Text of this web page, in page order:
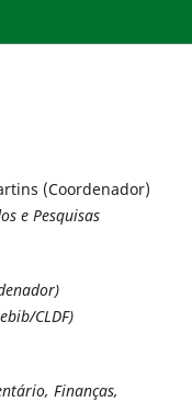
(Coordenador)
e Pesquisas
CLDF)
Finanças,